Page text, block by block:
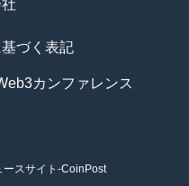
づく表記
カンファレンス
ースサイト-CoinPost